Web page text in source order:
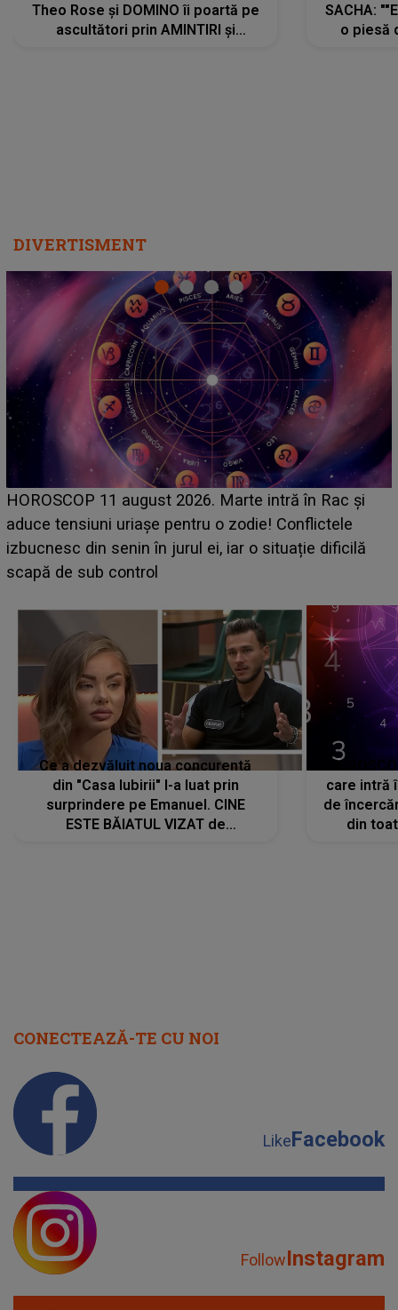
Theo Rose și DOMINO îi poartă pe
ascultători prin AMINTIRI și
SACHA:
o piesă
DIVERTISMENT
HOROSCOP de weekend, 8-9 august 2026. Zodia
care riscă să rămână fără bani. O decizie luată în
grabă îi aduce pierderi semnificative și îi dă toate
planurile peste cap
Ce a dezvăluit noua concurentă
din "Casa Iubirii" l-a luat prin
surprindere pe Emanuel. CINE
ESTE BĂIATUL VIZAT de
care intră
de
din
CONECTEAZĂ-TE CU NOI
LikeFacebook
FollowInstagram